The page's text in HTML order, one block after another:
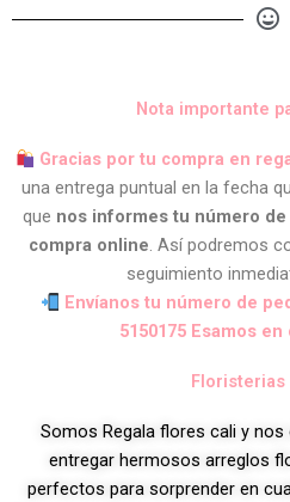
Nota importante
Gracias por tu compra en
una entrega puntual en la fecha
que nos informes tu número
compra online. Así podremos
seguimiento
Envíanos tu número de
5150175 Esamos
Floristerias
Somos Regala flores cali y
entregar hermosos arreglos
perfectos para sorprender en